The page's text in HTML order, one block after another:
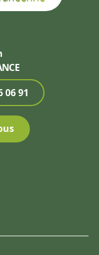
06 91